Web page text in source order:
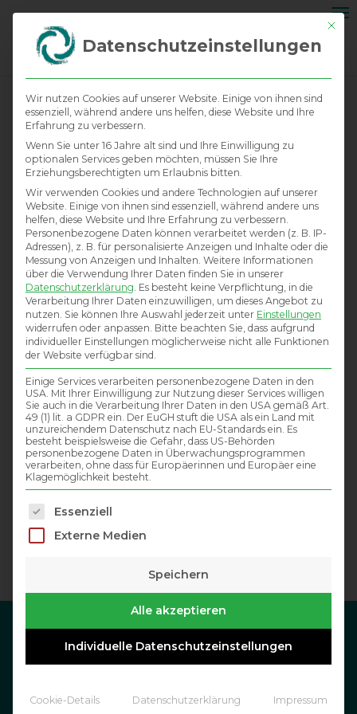
DATENSCHUTZ
Mit
Datenschutzeinstellungen
Wir nutzen Cookies auf unserer Website. Einige von ihnen sind
essenziell, während andere uns helfen, diese Website und Ihre
Erfahrung zu verbessern.
Wenn Sie unter 16 Jahre alt sind und Ihre Einwilligung zu
optionalen Services geben möchten, müssen Sie Ihre
Erziehungsberechtigten um Erlaubnis bitten.
Wir verwenden Cookies und andere Technologien auf unserer
Website. Einige von ihnen sind essenziell, während andere uns
helfen, diese Website und Ihre Erfahrung zu verbessern.
Personenbezogene Daten können verarbeitet werden (z. B. IP-
Adressen), z. B. für personalisierte Anzeigen und Inhalte oder die
Messung von Anzeigen und Inhalten. Weitere Informationen
über die Verwendung Ihrer Daten finden Sie in unserer
Datenschutzerklärung. Es besteht keine Verpflichtung, in die
Verarbeitung Ihrer Daten einzuwilligen, um dieses Angebot zu
nutzen. Sie können Ihre Auswahl jederzeit unter Einstellungen
widerrufen oder anpassen. Bitte beachten Sie, dass aufgrund
individueller Einstellungen möglicherweise nicht alle Funktionen
der Website verfügbar sind.
Einige Services verarbeiten personenbezogene Daten in den
USA. Mit Ihrer Einwilligung zur Nutzung dieser Services willigen
Sie auch in die Verarbeitung Ihrer Daten in den USA gemäß Art.
49 (1) lit. a GDPR ein. Der EuGH stuft die USA als ein Land mit
unzureichendem Datenschutz nach EU-Standards ein. Es
besteht beispielsweise die Gefahr, dass US-Behörden
personenbezogene Daten in Überwachungsprogrammen
verarbeiten, ohne dass für Europäerinnen und Europäer eine
Klagemöglichkeit besteht.
Es folgt eine Liste der Service-Gruppen, für die eine
Essenziell
Externe Medien
Speichern
Alle akzeptieren
Individuelle Datenschutzeinstellungen
Cookie-Details Datenschutzerklärung Impressum